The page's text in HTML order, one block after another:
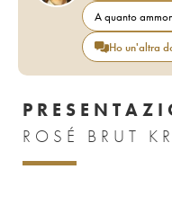
A quanto
Ho un'altra
ROSÉ BRUT